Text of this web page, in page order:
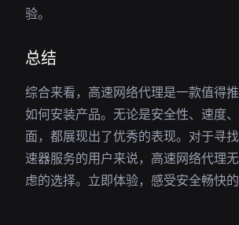
验。
总结
综合来看，高速网络代理是一款值得
如何安装产品。无论是安全性、速度
面，都展现出了优秀的表现。对于寻
速器服务的用户来说，高速网络代理
虑的选择。立即体验，感受安全畅快的